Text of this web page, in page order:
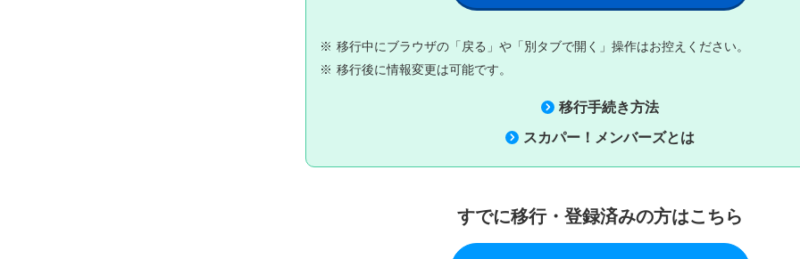
※ 移行中にブラウザの「戻る」や「別タブで開く」操作はお控えください。
※ 移行後に情報変更は可能です。
移行手続き方法
スカパー！メンバーズとは
すでに移行・登録済みの方はこちら